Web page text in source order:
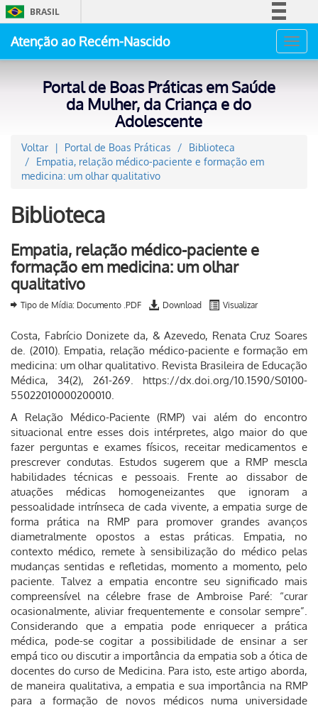
BRASIL
Acesso à informação
Atenção ao Recém-Nascido
Portal de Boas Práticas em Saúde
da Mulher, da Criança e do
Adolescente
Voltar Portal de Boas Práticas
Biblioteca
Empatia, relação médico-paciente e formação em
medicina: um olhar qualitativo
Biblioteca
Empatia, relação médico-paciente e
formação em medicina: um olhar
qualitativo
Tipo de Mídia: Documento .PDF Download Visualizar
Costa, Fabrício Donizete da, & Azevedo, Renata Cruz Soares
de. (2010). Empatia, relação médico-paciente e formação em
medicina: um olhar qualitativo. Revista Brasileira de Educação
Médica, 34(2), 261-269. https://dx.doi.org/10.1590/S0100-
55022010000200010.
A Relação Médico-Paciente (RMP) vai além do encontro
situacional entre esses dois intérpretes, algo maior do que
fazer perguntas e exames físicos, receitar medicamentos e
prescrever condutas. Estudos sugerem que a RMP mescla
habilidades técnicas e pessoais. Frente ao dissabor de
atuações médicas homogeneizantes que ignoram a
pessoalidade intrínseca de cada vivente, a empatia surge de
forma prática na RMP para promover grandes avanços
diametralmente opostos a estas práticas. Empatia, no
contexto médico, remete à sensibilização do médico pelas
mudanças sentidas e refletidas, momento a momento, pelo
paciente. Talvez a empatia encontre seu significado mais
compreensível na célebre frase de Ambroise Paré: “curar
ocasionalmente, aliviar frequentemente e consolar sempre”.
Considerando que a empatia pode enriquecer a prática
médica, pode-se cogitar a possibilidade de ensinar a ser
empá tico ou discutir a importância da empatia sob a ótica de
docentes do curso de Medicina. Para isto, este artigo aborda,
de maneira qualitativa, a empatia e sua importância na RMP
para a formação de novos médicos numa universidade